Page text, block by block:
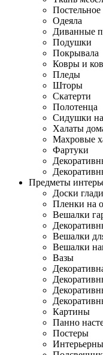
Постельное
Одеяла
Диванные
Подушки
Покрывала
Ковры и
Пледы
Шторы
Скатерти
Полотенца
Сидушки на
Халаты
Махровые
Фартуки
Предметы
Доски
Пленки на
Вешалки
Вешалки
Вешалки
Вазы
Картины
Панно
Постеры